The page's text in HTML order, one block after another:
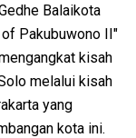
Balaikota
Pakubuwono II"
kisah
melalui kisah
yang
kota ini.